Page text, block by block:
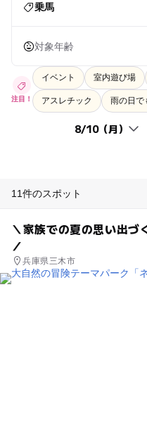
乗馬
対象年齢
注目！
イベント 室内遊び場
アスレチック 雨の日で
11件のスポット
＼家族での夏の思い出づ
／
兵庫県三木市